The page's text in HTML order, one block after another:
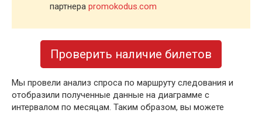
партнера promokodus.com
Проверить наличие билетов
Мы провели анализ спроса по маршруту следования и
отобразили полученные данные на диаграмме с
интервалом по месяцам. Таким образом, вы можете